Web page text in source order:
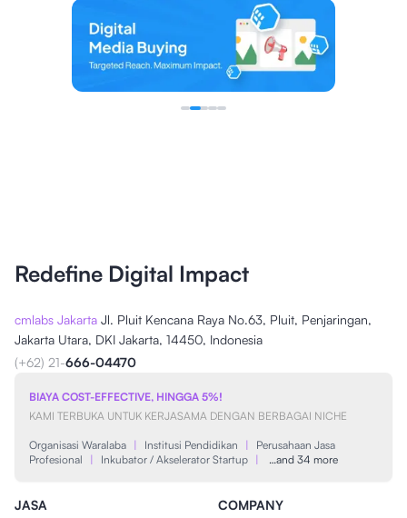
Redefine Digital Impact
cmlabs Jakarta Jl. Pluit Kencana Raya No.63, Pluit, Penjaringan,
Jakarta Utara, DKI Jakarta, 14450, Indonesia
(+62) 21-666-04470
BIAYA COST-EFFECTIVE, HINGGA 5%!
KAMI TERBUKA UNTUK KERJASAMA DENGAN BERBAGAI NICHE
Organisasi Waralaba | Institusi Pendidikan |
Perusahaan Jasa
Profesional
| Inkubator / Akselerator Startup | …and 34 more
JASA COMPANY